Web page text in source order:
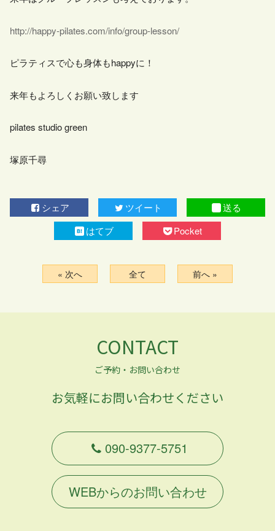
http://happy-pilates.com/info/group-lesson/
ピラティスで心も身体もhappyに！
来年もよろしくお願い致します
pilates studio green
塚原千尋
シェア ツイート
送る
はてブ
Pocket
« 次へ 全て 前へ »
CONTACT
ご予約・お問い合わせ
お気軽にお問い合わせください
090-9377-5751
WEBからのお問い合わせ